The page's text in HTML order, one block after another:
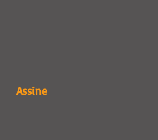
Assine